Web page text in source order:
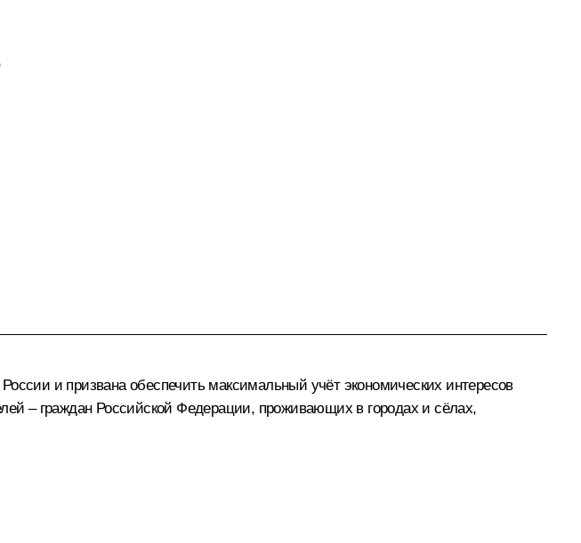
и призвана обеспечить максимальный учёт экономических интересов
– граждан Российской Федерации, проживающих в городах и сёлах,